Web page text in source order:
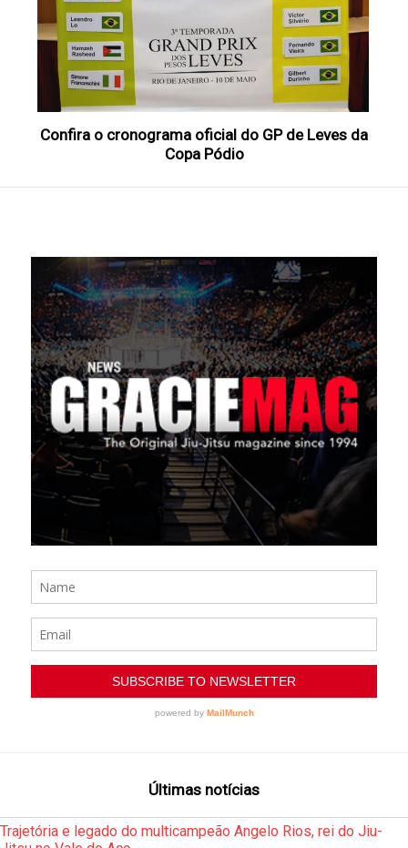
Confira o cronograma oficial do GP de Leves da
Copa Pódio
Últimas notícias
Trajetória e legado do multicampeão Angelo Rios, rei do Jiu-